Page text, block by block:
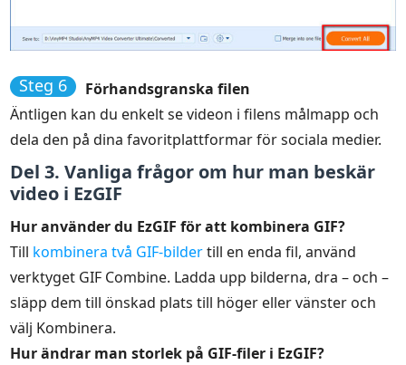
Steg 6
Förhandsgranska filen
Äntligen kan du enkelt se videon i filens målmapp och
dela den på dina favoritplattformar för sociala medier.
Del 3. Vanliga frågor om hur man beskär
video i EzGIF
Hur använder du EzGIF för att kombinera GIF?
Till kombinera två GIF-bildertill en enda fil, använd
verktyget GIF Combine. Ladda upp bilderna, dra – och –
släpp dem till önskad plats till höger eller vänster och
välj Kombinera.
Hur ändrar man storlek på GIF-filer i EzGIF?